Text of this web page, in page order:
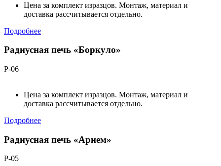
Цена за комплект изразцов. Монтаж, материал и
доставка рассчитывается отдельно.
Подробнее
Радиусная печь «Боркуло»
Р-06
Цена за комплект изразцов. Монтаж, материал и
доставка рассчитывается отдельно.
Подробнее
Радиусная печь «Арнем»
Р-05